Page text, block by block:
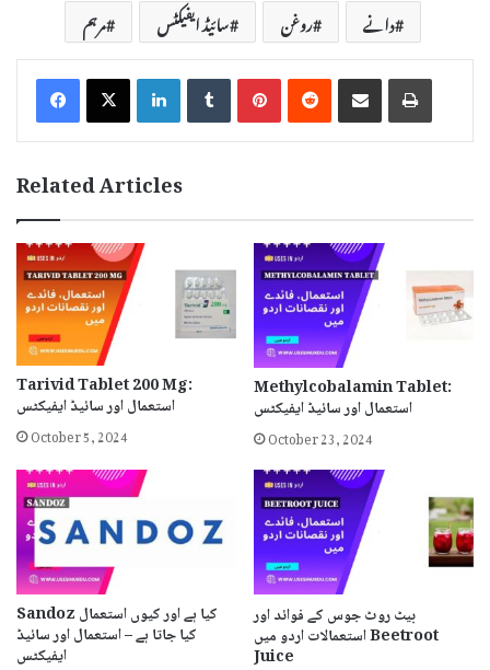
دانے
روغن سائیڈ ایفیکٹس مرہم
LinkedInTumblrPinterestReddit Share via Email Print
Related Articles
Tarivid Tablet 200 Mg:
استعمال اور سائیڈ ایفیکٹس
October 5, 2024
Methylcobalamin Tablet:
استعمال اور سائیڈ ایفیکٹس
October 23, 2024
Sandoz کیا ہے اور کیوں استعمال
کیا جاتا ہے – استعمال اور سائیڈ
ایفیکٹس
بیٹ روٹ جوس کے فوائد اور
استعمالات اردو میں Beetroot
Juice